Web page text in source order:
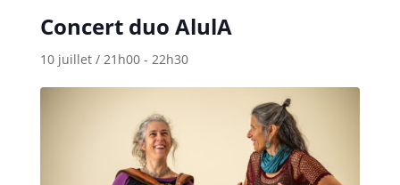
Concert duo AlulA
10 juillet / 21h00- 22h30